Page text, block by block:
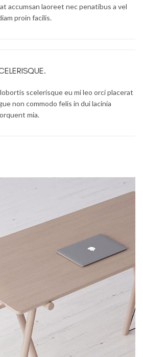
accumsan laoreet nec penatibus a vel
proin facilis.
scelerisque eu mi leo orci placerat
non commodo felis in dui lacinia
mia.